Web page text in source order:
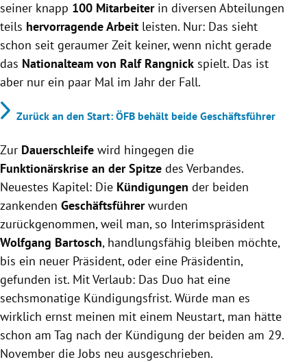
seiner knapp 100 Mitarbeiterin diversen Abteilungen
teils hervorragende Arbeit leisten. Nur: Das sieht
schon seit geraumer Zeit keiner, wenn nicht gerade
das Nationalteam von Ralf Rangnick spielt. Das ist
aber nur ein paar Mal im Jahr der Fall.
Zurück an den Start: ÖFB behält beide Geschäftsführer
Zur Dauerschleife wird hingegen die
Funktionärskrise an der Spitze des Verbandes.
Neuestes Kapitel: Die Kündigungen der beiden
zankenden Geschäftsführerwurden
zurückgenommen, weil man, so Interimspräsident
Wolfgang Bartosch, handlungsfähig bleiben möchte,
bis ein neuer Präsident, oder eine Präsidentin,
gefunden ist. Mit Verlaub: Das Duo hat eine
sechsmonatige Kündigungsfrist. Würde man es
wirklich ernst meinen mit einem Neustart, man hätte
schon am Tag nach der Kündigung der beiden am 29.
November die Jobs neu ausgeschrieben.